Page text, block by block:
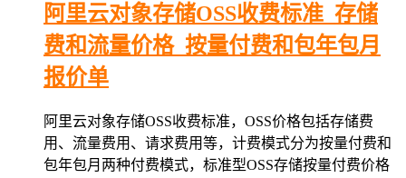
阿里云对象存储OSS收费标准_存储
费和流量价格_按量付费和包年包月
报价单
阿里云对象存储OSS收费标准，OSS价格包括存储费
用、流量费用、请求费用等，计费模式分为按量付费和
包年包月两种付费模式，标准型OSS存储按量付费价格